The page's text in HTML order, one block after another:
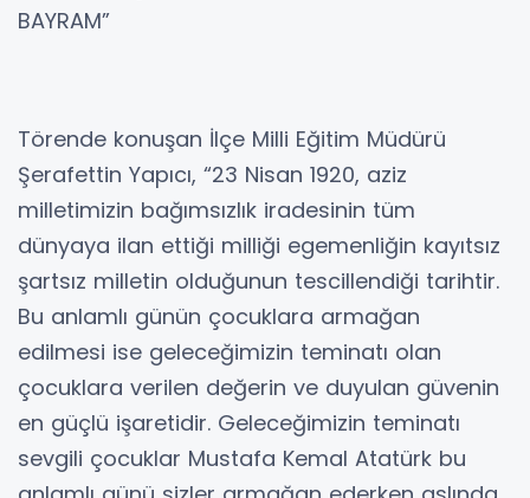
BAYRAM”
Törende konuşan İlçe Milli Eğitim Müdürü
Şerafettin Yapıcı, “23 Nisan 1920, aziz
milletimizin bağımsızlık iradesinin tüm
dünyaya ilan ettiği milliği egemenliğin kayıtsız
şartsız milletin olduğunun tescillendiği tarihtir.
Bu anlamlı günün çocuklara armağan
edilmesi ise geleceğimizin teminatı olan
çocuklara verilen değerin ve duyulan güvenin
en güçlü işaretidir. Geleceğimizin teminatı
sevgili çocuklar Mustafa Kemal Atatürk bu